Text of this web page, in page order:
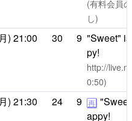
(有料会員
し)
) 21:00 30 9 "Sweet"
py!
http://
0:50)
) 21:30 24 9 再
appy!